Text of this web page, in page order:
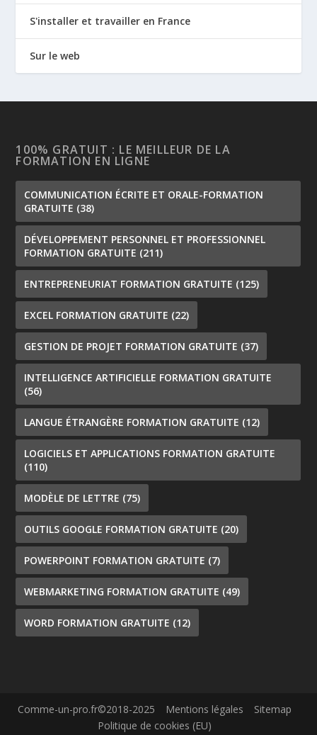
S'installer et travailler en France
Sur le web
100% GRATUIT : LE MEILLEUR DE LA
FORMATION EN LIGNE
COMMUNICATION ÉCRITE ET ORALE-FORMATION
GRATUITE (38)
DÉVELOPPEMENT PERSONNEL ET PROFESSIONNEL
FORMATION GRATUITE (211)
ENTREPRENEURIAT FORMATION GRATUITE (125)
EXCEL FORMATION GRATUITE (22)
GESTION DE PROJET FORMATION GRATUITE (37)
INTELLIGENCE ARTIFICIELLE FORMATION GRATUITE
(56)
LANGUE ÉTRANGÈRE FORMATION GRATUITE (12)
LOGICIELS ET APPLICATIONS FORMATION GRATUITE
(110)
MODÈLE DE LETTRE (75)
OUTILS GOOGLE FORMATION GRATUITE (20)
POWERPOINT FORMATION GRATUITE (7)
WEBMARKETING FORMATION GRATUITE (49)
WORD FORMATION GRATUITE (12)
Comme-un-pro.fr©2018-2025 Mentions légales
Sitemap
Politique de cookies (EU)